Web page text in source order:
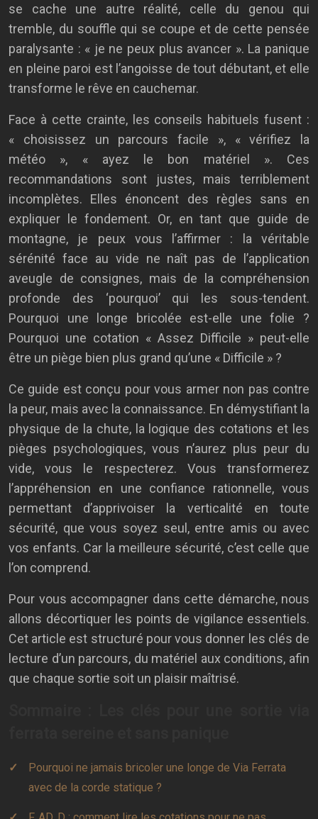
se cache une autre réalité, celle du genou qui
tremble, du souffle qui se coupe et de cette pensée
paralysante : « je ne peux plus avancer ». La panique
en pleine paroi est l’angoisse de tout débutant, et elle
transforme le rêve en cauchemar.
Face à cette crainte, les conseils habituels fusent :
« choisissez un parcours facile », « vérifiez la
météo », « ayez le bon matériel ». Ces
recommandations sont justes, mais terriblement
incomplètes. Elles énoncent des règles sans en
expliquer le fondement. Or, en tant que guide de
montagne, je peux vous l’affirmer : la véritable
sérénité face au vide ne naît pas de l’application
aveugle de consignes, mais de la compréhension
profonde des ‘pourquoi’ qui les sous-tendent.
Pourquoi une longe bricolée est-elle une folie ?
Pourquoi une cotation « Assez Difficile » peut-elle
être un piège bien plus grand qu’une « Difficile » ?
Ce guide est conçu pour vous armer non pas contre
la peur, mais avec la connaissance. En démystifiant la
physique de la chute, la logique des cotations et les
pièges psychologiques, vous n’aurez plus peur du
vide, vous le respecterez. Vous transformerez
l’appréhension en une confiance rationnelle, vous
permettant d’apprivoiser la verticalité en toute
sécurité, que vous soyez seul, entre amis ou avec
vos enfants. Car la meilleure sécurité, c’est celle que
l’on comprend.
Pour vous accompagner dans cette démarche, nous
allons décortiquer les points de vigilance essentiels.
Cet article est structuré pour vous donner les clés de
lecture d’un parcours, du matériel aux conditions, afin
que chaque sortie soit un plaisir maîtrisé.
Pourquoi ne jamais bricoler une longe de Via Ferrata
avec de la corde statique ?